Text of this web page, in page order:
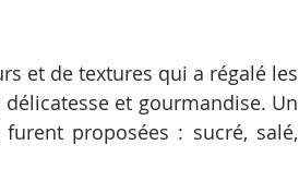
et de textures qui a régalé les
et gourmandise. Un
proposées : sucré, salé,